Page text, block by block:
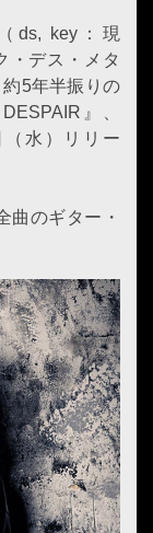
ds, key：現
・デス・メタ
5年半振りの
』、
（水）リリー
曲のギター・